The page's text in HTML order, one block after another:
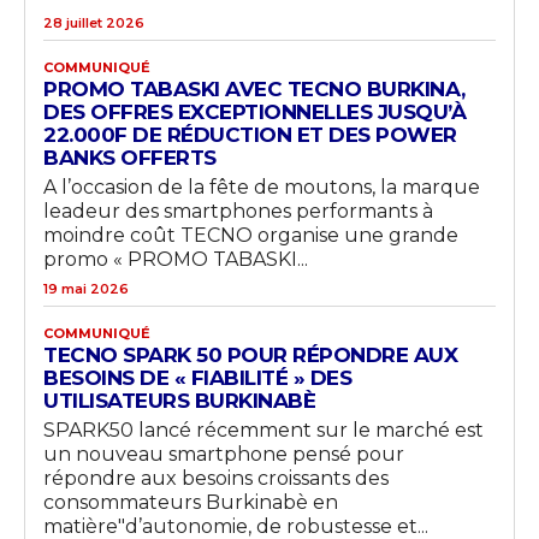
28 juillet 2026
COMMUNIQUÉ
PROMO TABASKI AVEC TECNO BURKINA,
DES OFFRES EXCEPTIONNELLES JUSQU’À
22.000F DE RÉDUCTION ET DES POWER
BANKS OFFERTS
A l’occasion de la fête de moutons, la marque
leadeur des smartphones performants à
moindre coût TECNO organise une grande
promo « PROMO TABASKI...
19 mai 2026
COMMUNIQUÉ
TECNO SPARK 50 POUR RÉPONDRE AUX
BESOINS DE « FIABILITÉ » DES
UTILISATEURS BURKINABÈ
SPARK50 lancé récemment sur le marché est
un nouveau smartphone pensé pour
répondre aux besoins croissants des
consommateurs Burkinabè en
matière"d’autonomie, de robustesse et...